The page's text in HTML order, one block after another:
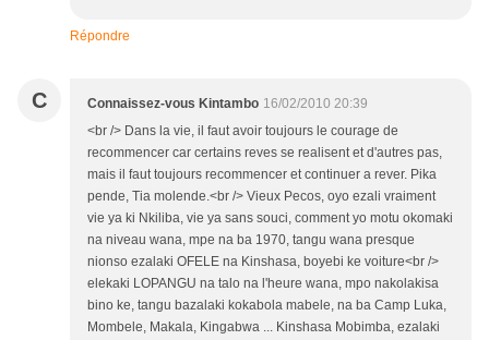
Répondre
C Connaissez-vous Kintambo 16/02/2010 20:39
<br /> Dans la vie, il faut avoir toujours le courage de
recommencer car certains reves se realisent et d'autres pas,
mais il faut toujours recommencer et continuer a rever. Pika
pende, Tia molende.<br /> Vieux Pecos, oyo ezali vraiment
vie ya ki Nkiliba, vie ya sans souci, comment yo motu okomaki
na niveau wana, mpe na ba 1970, tangu wana presque
nionso ezalaki OFELE na Kinshasa, boyebi ke voiture<br />
elekaki LOPANGU na talo na l'heure wana, mpo nakolakisa
bino ke, tangu bazalaki kokabola mabele, na ba Camp Luka,
Mombele, Makala, Kingabwa ... Kinshasa Mobimba, ezalaki